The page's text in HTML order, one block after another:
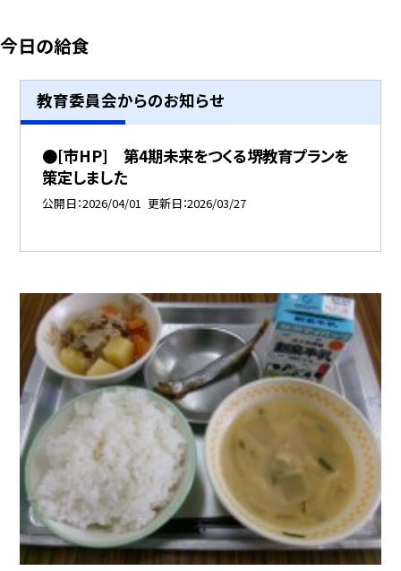
今日の給食
教育委員会からのお知らせ
●[市HP] 第4期未来をつくる堺教育プランを
策定しました
公開日 2026/04/01 更新日 2026/03/27